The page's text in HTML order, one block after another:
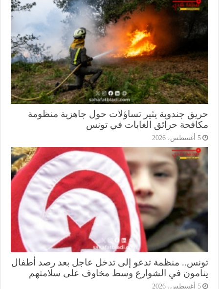
جندوبة يثير تساؤلات حول جاهزية منظومة
حرائق الغابات في تونس
منظمة تدعو إلى تدخل عاجل بعد رصد أطفال
في الشوارع وسط مخاوف على سلامتهم